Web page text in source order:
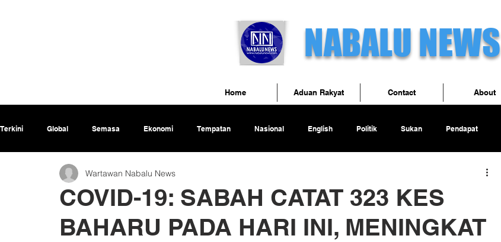
NABALU NEWS
Terkini Global Semasa Ekonomi Tempatan Nasional English Politik Sukan Pendapat
COVID-19: SABAH CATAT 323 KES
BAHARU PADA HARI INI, MENINGKAT
Wartawan Nabalu News
Home Aduan Rakyat Contact About